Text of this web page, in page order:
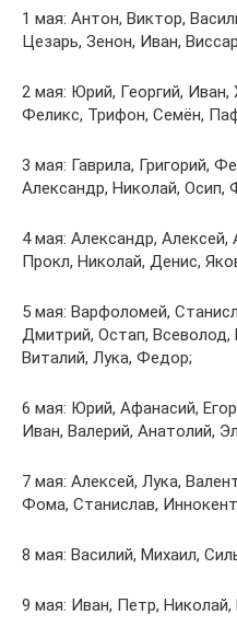
1 мая: Антон, Виктор,
Цезарь, Зенон, Иван,
2 мая: Юрий, Георгий,
Феликс, Трифон, Семён,
3 мая: Гаврила, Григорий,
Александр, Николай, Осип,
4 мая: Александр,
Прокл, Николай, Денис,
5 мая: Варфоломей,
Дмитрий, Остап, Всеволод,
Виталий, Лука, Федор;
6 мая: Юрий, Афанасий,
Иван, Валерий, Анатолий,
7 мая: Алексей, Лука,
Фома, Станислав,
8 мая: Василий, Михаил,
9 мая: Иван, Петр, Николай,